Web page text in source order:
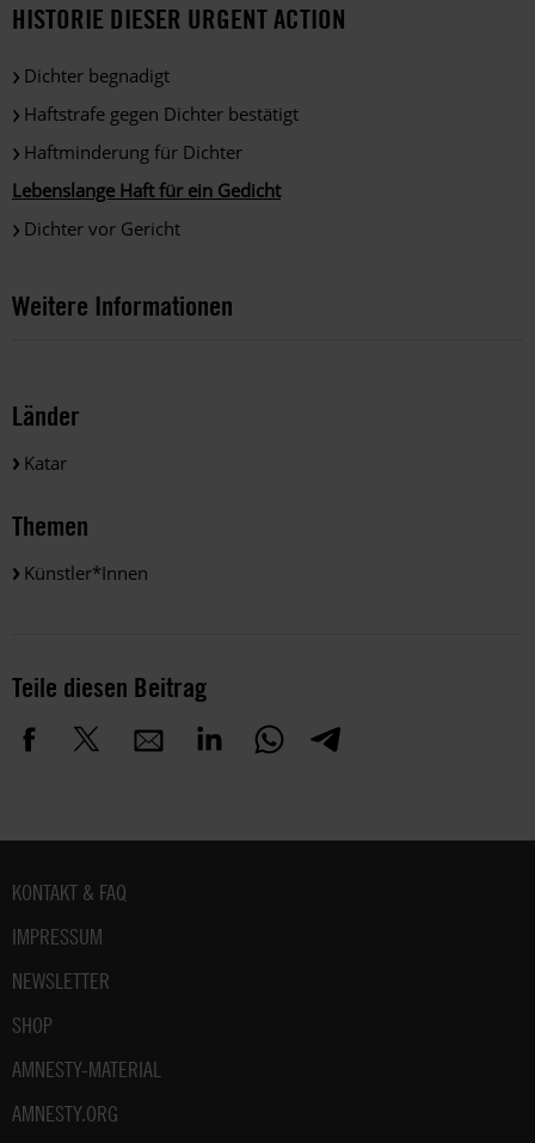
HISTORIE DIESER URGENT ACTION
Dichter begnadigt
Haftstrafe gegen Dichter bestätigt
Haftminderung für Dichter
Lebenslange Haft für ein Gedicht
Dichter vor Gericht
Weitere Informationen
Länder
Katar
Themen
Künstler*innen
Teile diesen Beitrag
Fußbereich
KONTAKT & FAQ
IMPRESSUM
NEWSLETTER
SHOP
AMNESTY-MATERIAL
AMNESTY.ORG